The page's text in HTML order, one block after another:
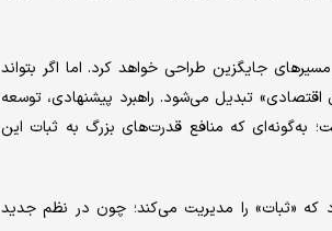
جایگزین طراحی خواهد کرد. اما اگر بتواند
تبدیل می‌شود. راهبرد پیشنهادی، توسعه
به‌گونه‌ای که منافع قدرت‌های بزرگ به ثبات این
که «ثبات» را مدیریت می‌کند؛ چون در نظم جدید